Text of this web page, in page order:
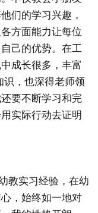
们的学习兴趣，
方面能力让每位
己的优势。在工
成长很多，丰富
识，也深得老师领
要不断学习和完
实际行动去证明
教实习经验，在幼
，始终如一地对